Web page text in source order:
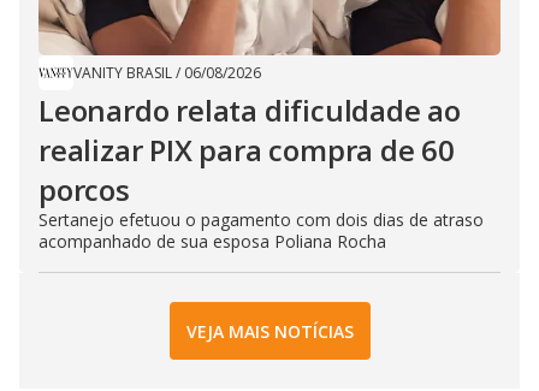
VANITY BRASIL/ 06/08/2026
Leonardo relata dificuldade ao
realizar PIX para compra de 60
porcos
Sertanejo efetuou o pagamento com dois dias de atraso
acompanhado de sua esposa Poliana Rocha
VEJA MAIS NOTÍCIAS